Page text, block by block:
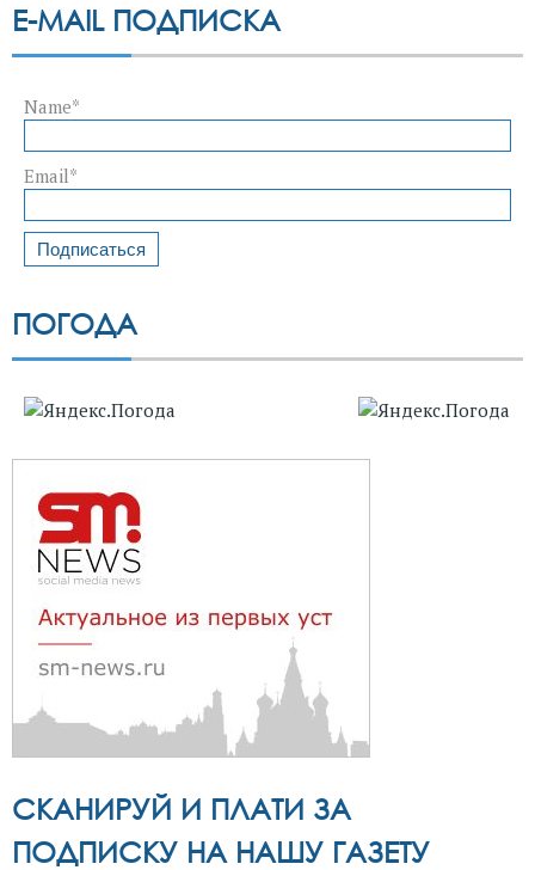
E-MAIL ПОДПИСКА
Name*
Email*
ПОГОДА
СКАНИРУЙ И ПЛАТИ ЗА
ПОДПИСКУ НА НАШУ ГАЗЕТУ